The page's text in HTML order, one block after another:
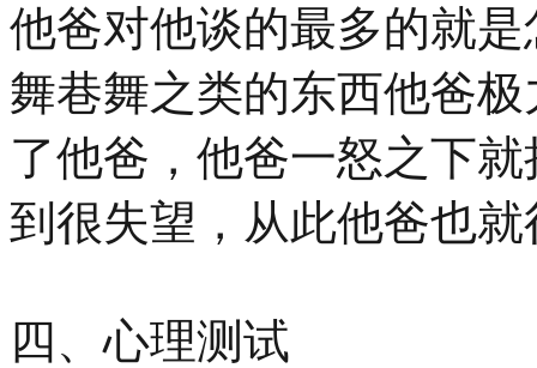
他爸对他谈的最多的就
舞巷舞之类的东西他爸
了他爸，他爸一怒之下
到很失望，从此他爸也
四、心理测试